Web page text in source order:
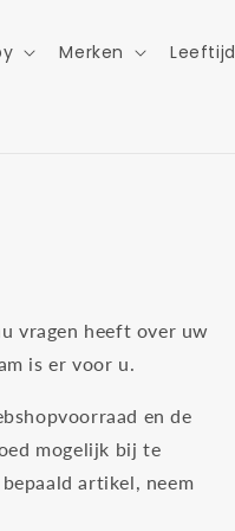
Merken Leeftijd
vragen heeft over uw
is er voor u.
en de
mogelijk bij te
artikel, neem